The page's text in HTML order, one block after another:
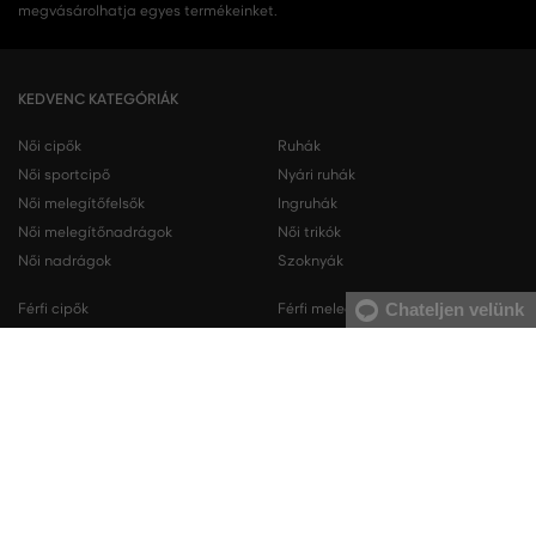
megvásárolhatja egyes termékeinket.
KEDVENC KATEGÓRIÁK
Női cipők
Női sportcipő
Női melegítőfelsők
Női melegítőnadrágok
Női nadrágok
Ruhák
Nyári ruhák
Ingruhák
Női trikók
Szoknyák
Férfi cipők
Férfi melegítőfelsőkChateljen velünk